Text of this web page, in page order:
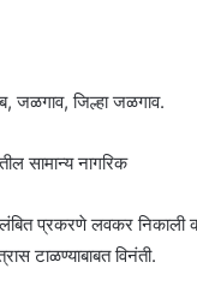
जळगाव, जिल्हा जळगाव.
सामान्य नागरिक
प्रकरणे लवकर निकाली
टाळण्याबाबत विनंती.